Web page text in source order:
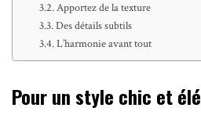
Apportez de la texture
Des détails subtils
L’harmonie avant tout
Pour un style chic et